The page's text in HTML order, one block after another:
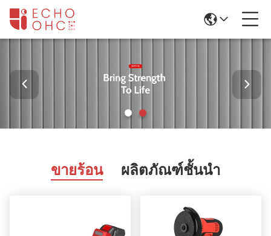
ขายร้อน ผลิตภัณฑ์ชั้นนํา